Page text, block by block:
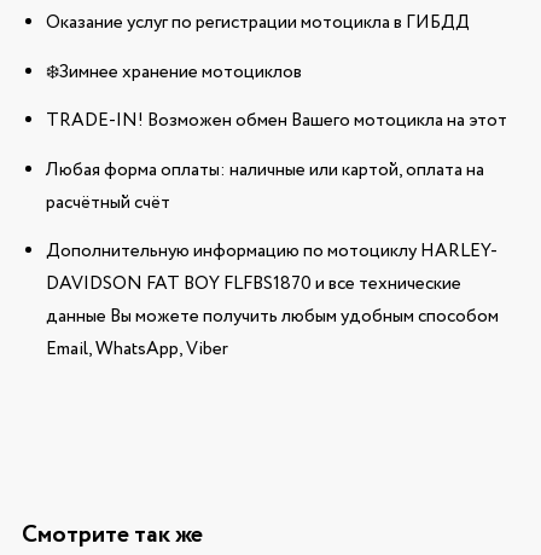
Оказание услуг по регистрации мотоцикла в ГИБДД
❄️Зимнее хранение мотоциклов
TRADE-IN! Возможен обмен Вашего мотоцикла на этот
Любая форма оплаты: наличные или картой, оплата на
расчётный счёт
Дополнительную информацию по мотоциклу HARLEY-
DAVIDSON FAT BOY FLFBS1870 и все технические
данные Вы можете получить любым удобным способом
Email, WhatsApp, Viber
Смотрите так же